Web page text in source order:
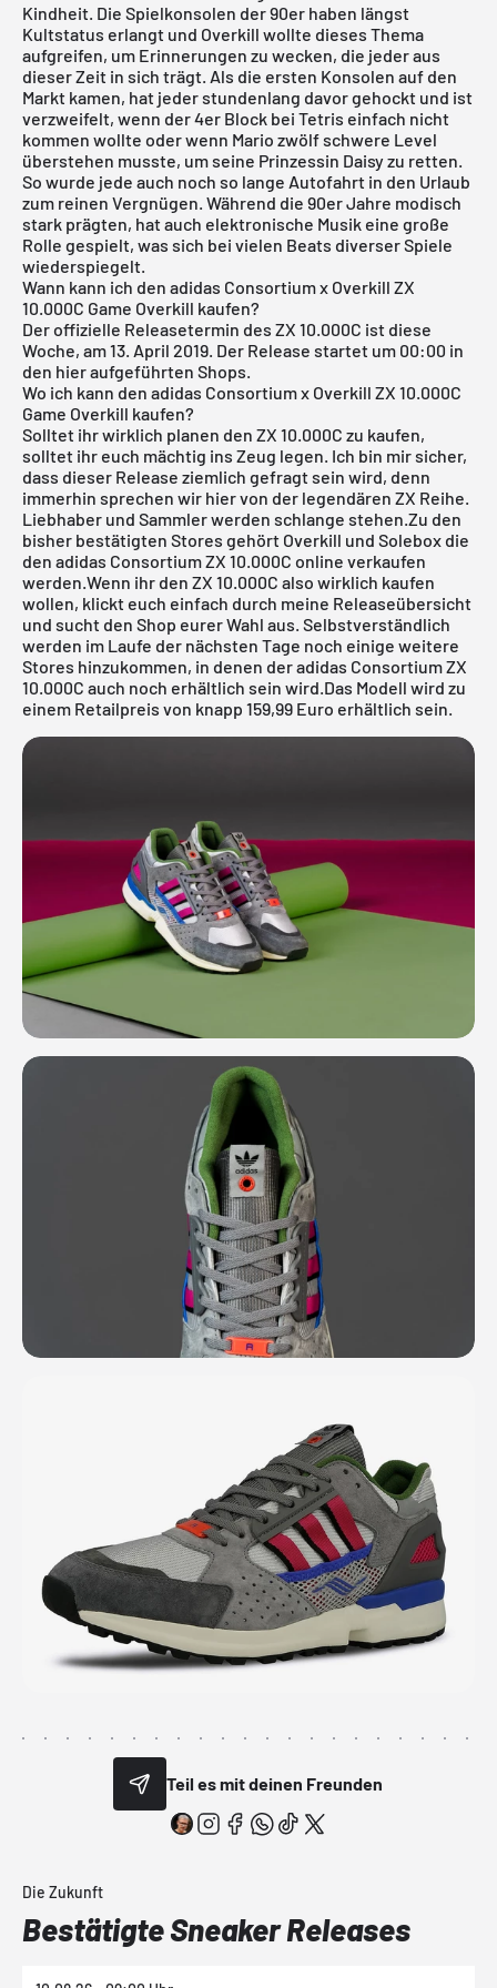
Kindheit. Die Spielkonsolen der 90er haben längst
Kultstatus erlangt und Overkill wollte dieses Thema
aufgreifen, um Erinnerungen zu wecken, die jeder aus
dieser Zeit in sich trägt. Als die ersten Konsolen auf den
Markt kamen, hat jeder stundenlang davor gehockt und ist
verzweifelt, wenn der 4er Block bei Tetris einfach nicht
kommen wollte oder wenn Mario zwölf schwere Level
überstehen musste, um seine Prinzessin Daisy zu retten.
So wurde jede auch noch so lange Autofahrt in den Urlaub
zum reinen Vergnügen. Während die 90er Jahre modisch
stark prägten, hat auch elektronische Musik eine große
Rolle gespielt, was sich bei vielen Beats diverser Spiele
wiederspiegelt.
Wann kann ich den adidas Consortium x Overkill ZX
10.000C Game Overkill kaufen?
Der offizielle Releasetermin des ZX 10.000C ist diese
Woche, am 13. April 2019. Der Release startet um 00:00 in
den hier aufgeführten Shops.
Wo ich kann den adidas Consortium x Overkill ZX 10.000C
Game Overkill kaufen?
Solltet ihr wirklich planen den ZX 10.000C zu kaufen,
solltet ihr euch mächtig ins Zeug legen. Ich bin mir sicher,
dass dieser Release ziemlich gefragt sein wird, denn
immerhin sprechen wir hier von der legendären ZX Reihe.
Liebhaber und Sammler werden schlange stehen.Zu den
bisher bestätigten Stores gehört Overkill und Solebox die
den adidas Consortium ZX 10.000C online verkaufen
werden.Wenn ihr den ZX 10.000C also wirklich kaufen
wollen, klickt euch einfach durch meine Releaseübersicht
und sucht den Shop eurer Wahl aus. Selbstverständlich
werden im Laufe der nächsten Tage noch einige weitere
Stores hinzukommen, in denen der adidas Consortium ZX
10.000C auch noch erhältlich sein wird.Das Modell wird zu
einem Retailpreis von knapp 159,99 Euro erhältlich sein.
Teil es mit deinen Freunden
Die Zukunft
Bestätigte Sneaker Releases